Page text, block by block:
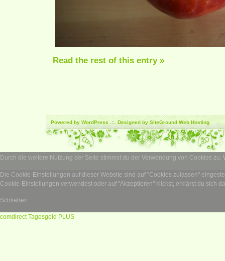
Read the rest of this entry »
Powered byWordPress.::. Designed by SiteGroundWeb Hosting
Durch die weitere Nutzung der Seite stimmst du der Verwendung von Cookies zu.
Die Cookie-Einstellungen auf dieser Website sind auf "Cookies zulassen"
Cookie-Einstellungen verwendest oder auf "Akzeptieren" klickst, erklärst du sich
Schließen
comdirect Tagesgeld PLUS